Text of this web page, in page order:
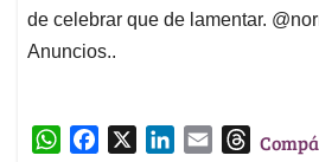
de celebrar que de lamentar.
Anuncios..
W
T